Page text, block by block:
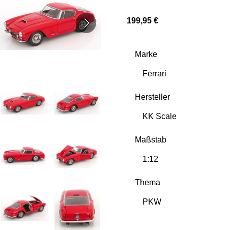
199,95 €
Marke
Hersteller
Maßstab
Thema